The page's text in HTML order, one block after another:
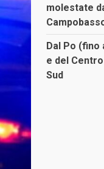
molestate
Dal Po (fino
e del
Sud